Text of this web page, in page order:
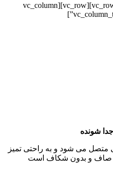
[/vc_column_text][/vc_column][/vc_row][vc_row][vc_column
شونده
متصل می شود و به راحتی تمیز
صاف و بدون شکاف است